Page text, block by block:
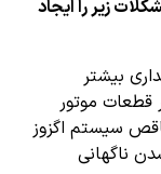
زیر را ایجاد
بیشتر
موتور
سیستم اگزوز
ناگهانی